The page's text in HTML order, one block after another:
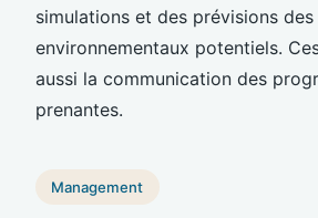
simulations et des prévisions
environnementaux potentiels.
aussi la communication des
prenantes.
Management